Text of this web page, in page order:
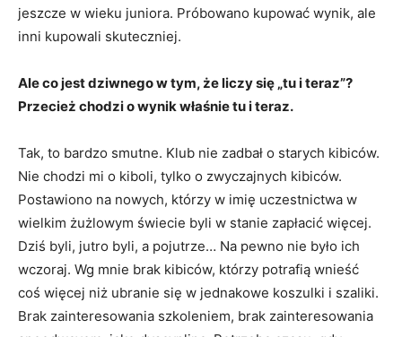
jeszcze w wieku juniora. Próbowano kupować wynik, ale
inni kupowali skuteczniej.
Ale co jest dziwnego w tym, że liczy się „tu i teraz”?
Przecież chodzi o wynik właśnie tu i teraz.
Tak, to bardzo smutne. Klub nie zadbał o starych kibiców.
Nie chodzi mi o kiboli, tylko o zwyczajnych kibiców.
Postawiono na nowych, którzy w imię uczestnictwa w
wielkim żużlowym świecie byli w stanie zapłacić więcej.
Dziś byli, jutro byli, a pojutrze… Na pewno nie było ich
wczoraj. Wg mnie brak kibiców, którzy potrafią wnieść
coś więcej niż ubranie się w jednakowe koszulki i szaliki.
Brak zainteresowania szkoleniem, brak zainteresowania